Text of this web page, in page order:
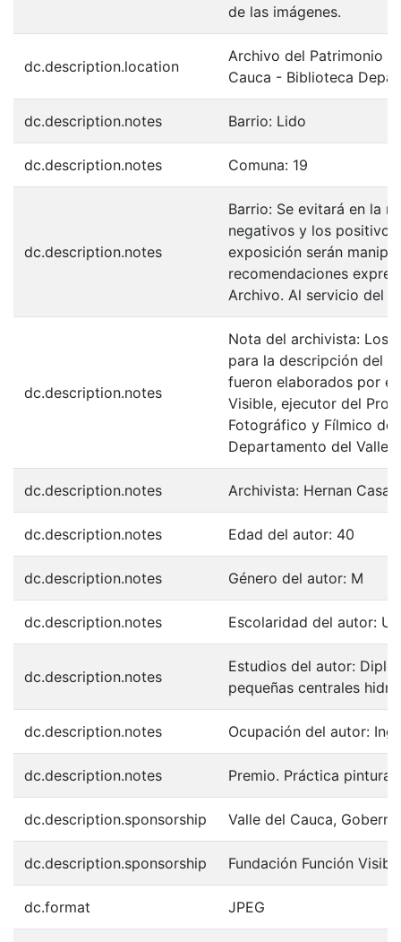
de las imágenes.
dc.description.location
Archivo del Patrimonio
Cauca - Biblioteca
dc.description.notes Barrio: Lido
dc.description.notes Comuna: 19
dc.description.notes
Barrio: Se evitará en la
negativos y los
exposición serán
recomendaciones
Archivo. Al servicio del
dc.description.notes
Nota del archivista: Los
para la descripción del
fueron elaborados por el
Visible, ejecutor del
Fotográfico y Fílmico de
Departamento del Valle
dc.description.notes Archivista: Hernan
dc.description.notes Edad del autor: 40
dc.description.notes Género del autor: M
dc.description.notes Escolaridad del autor:
dc.description.notes
Estudios del autor:
pequeñas centrales
dc.description.notes Ocupación del autor:
dc.description.notes Premio. Práctica pintura
dc.description.sponsorship Valle del Cauca,
dc.description.sponsorship Fundación Función
dc.format JPEG